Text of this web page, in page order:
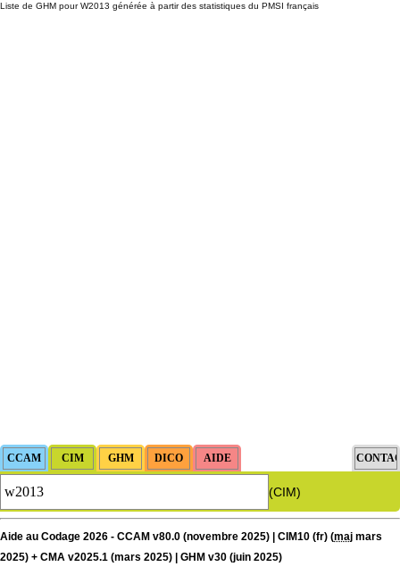
Liste de GHM pour W2013 générée à partir des statistiques du PMSI français
(CIM)
Aide au Codage 2026 - CCAM v80.0 (novembre 2025) | CIM10 (fr) (maj mars
2025) + CMA v2025.1 (mars 2025) | GHM v30 (juin 2025)